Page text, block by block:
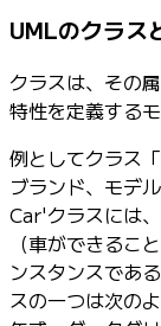
UMLのクラス
クラスは、その
特性を定義する
例としてクラス
ブランド、モデ
Car'クラスには
（車ができるこ
ンスタンスであ
スの一つは次の